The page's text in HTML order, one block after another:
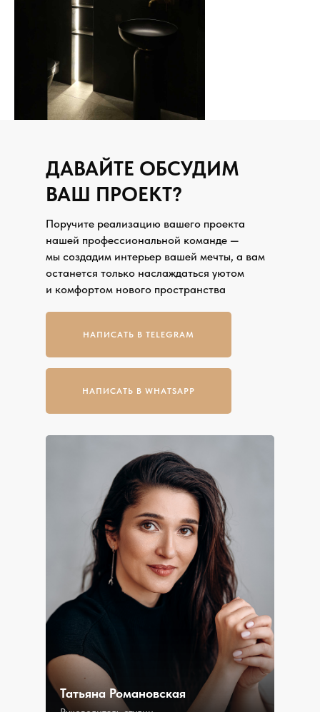
НАПИСАТЬ В WHATSAPP
НАПИСАТЬ В TELEGRAM
Поручите реализацию вашего проекта
нашей профессиональной команде —
мы создадим интерьер вашей мечты, а вам
останется только наслаждаться уютом
и комфортом нового пространства
ДАВАЙТЕ ОБСУДИМ
ВАШ ПРОЕКТ?
Татьяна Романовская